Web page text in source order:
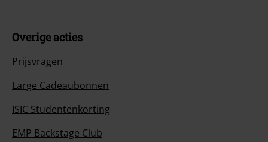
Overige acties
Prijsvragen
Large Cadeaubonnen
ISIC Studentenkorting
EMP Backstage Club